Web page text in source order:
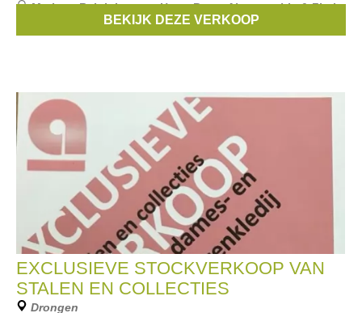
Merken:Ralph Lauren,Hugo Boss,Abercrombie & Fitch,
,Hackett London
BEKIJK DEZE VERKOOP
EXCLUSIEVE STOCKVERKOOP VAN
STALEN EN COLLECTIES
Drongen